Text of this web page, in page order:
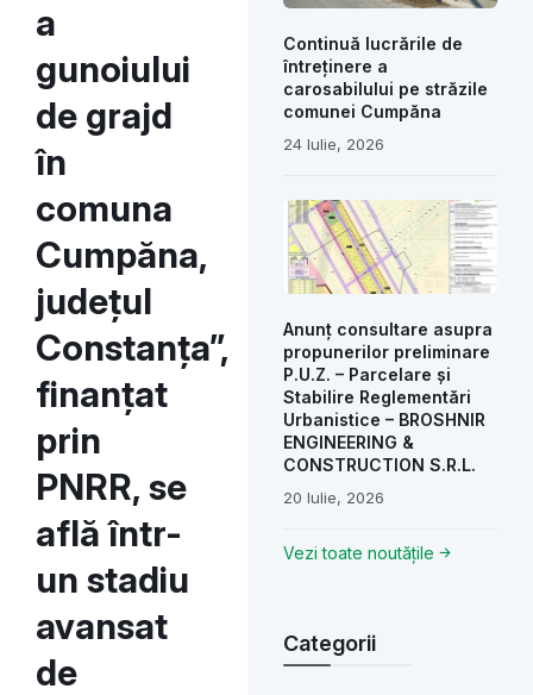
a
gunoiului
de grajd
în
comuna
Cumpăna,
județul
Constanța”,
finanțat
prin
PNRR, se
află într-
un stadiu
avansat
de
Continuă lucrările de
întreținere a
carosabilului pe străzile
comunei Cumpăna
24 Iulie, 2026
Anunț consultare asupra
propunerilor preliminare
P.U.Z. – Parcelare și
Stabilire Reglementări
Urbanistice – BROSHNIR
ENGINEERING &
CONSTRUCTION S.R.L.
20 Iulie, 2026
Vezi toate noutățile
Categorii